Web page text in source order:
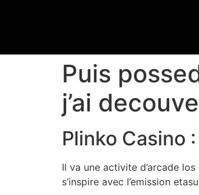
Puis
j’ai
Plinko Casino
Il va une activite d’arcade los
s’inspire avec l’emission